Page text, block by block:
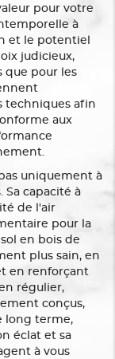
pour votre
à
et le potentiel
judicieux,
que pour les
techniques afin
aux
uniquement à
capacité à
de l'air
pour la
en bois de
plus sain, en
en renforçant
régulier,
conçus,
long terme,
éclat et sa
à vous